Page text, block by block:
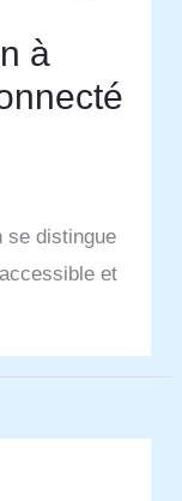
à
se distingue
et